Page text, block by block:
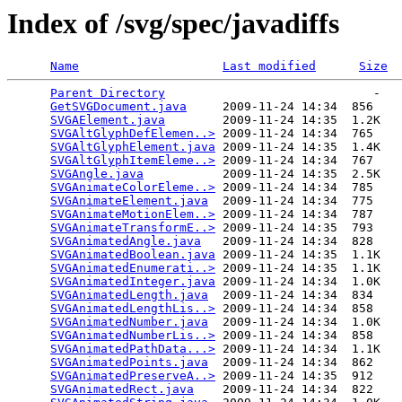
Index of /svg/spec/javadiffs
Name Last modified Size
Parent Directory
                             -
GetSVGDocument.java
     2009-11-24 14:34  856
SVGAElement.java
        2009-11-24 14:35  1.2K
SVGAltGlyphDefElemen..> 2009-11-24 14:34  765
SVGAltGlyphElement.java 2009-11-24 14:35  1.4K
SVGAltGlyphItemEleme..> 2009-11-24 14:34  767
SVGAngle.java
           2009-11-24 14:35  2.5K
SVGAnimateColorEleme..> 2009-11-24 14:34  785
SVGAnimateElement.java
  2009-11-24 14:34  775
SVGAnimateMotionElem..> 2009-11-24 14:34  787
SVGAnimateTransformE..> 2009-11-24 14:35  793
SVGAnimatedAngle.java
   2009-11-24 14:34  828
SVGAnimatedBoolean.java 2009-11-24 14:35  1.1K
SVGAnimatedEnumerati..> 2009-11-24 14:35  1.1K
SVGAnimatedInteger.java 2009-11-24 14:34  1.0K
SVGAnimatedLength.java
  2009-11-24 14:34  834
SVGAnimatedLengthLis..> 2009-11-24 14:34  858
SVGAnimatedNumber.java
  2009-11-24 14:34  1.0K
SVGAnimatedNumberLis..> 2009-11-24 14:34  858
SVGAnimatedPathData...> 2009-11-24 14:34  1.1K
SVGAnimatedPoints.java
  2009-11-24 14:34  862
SVGAnimatedPreserveA..> 2009-11-24 14:35  912
SVGAnimatedRect.java
    2009-11-24 14:34  822